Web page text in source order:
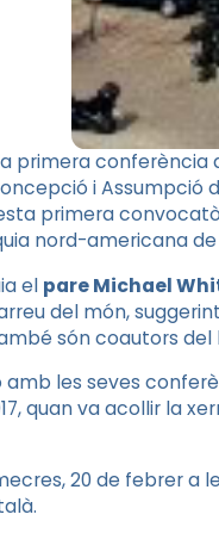
primera
i Assumpció
primera
nord-americana de
el pare Michael
del món,
són coautors
les seves
quan va acollir la
20 de febrer a